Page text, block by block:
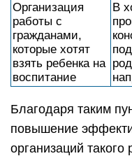
Организация
работы с
гражданами,
которые хотят
взять ребенка на
воспитание
В
Благодаря таким
повышение
организаций такого